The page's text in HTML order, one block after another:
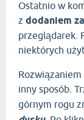
Ostatnio w
z dodaniem
przeglądarek.
niektórych
inny sposób.
górnym rogu